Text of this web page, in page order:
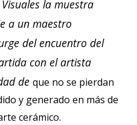
la muestra
a un maestro
del encuentro del
con el artista
de que no se pierdan
y generado en más de
cerámico.